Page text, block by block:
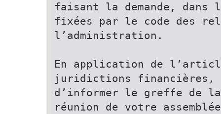
faisant la demande, dans
fixées par le code des
l’administration.
En application de
juridictions financières,
d’informer le greffe de
réunion de votre